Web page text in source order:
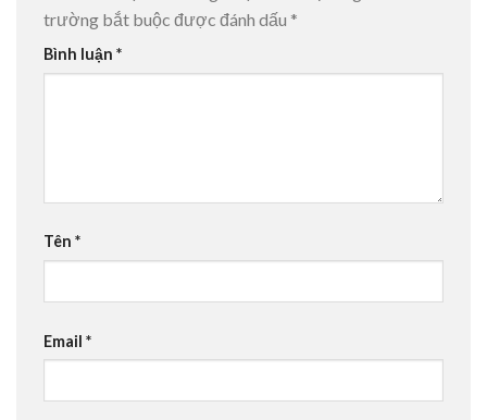
trường bắt buộc được đánh dấu *
Bình luận *
Tên *
Email *